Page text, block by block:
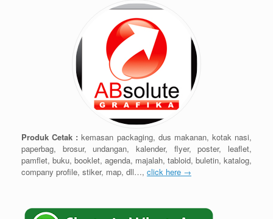
Produk Cetak : kemasan packaging, dus makanan, kotak nasi,
paperbag, brosur, undangan, kalender, flyer, poster, leaflet,
pamflet, buku, booklet, agenda, majalah, tabloid, buletin, katalog,
company profile, stiker, map, dll…, click here →